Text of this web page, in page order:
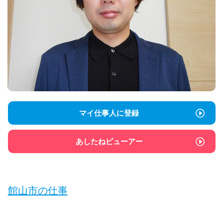
マイ仕事人に登録
あしたねビューアー
館山市の仕事